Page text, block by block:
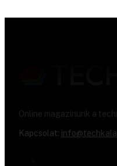
Online magazinunk a
Kapcsolat: